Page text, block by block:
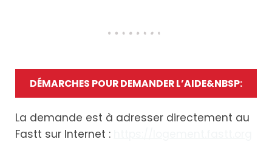
DÉMARCHES POUR DEMANDER L’AIDE&NBSP:
La demande est à adresser directement au
Fastt sur Internet :